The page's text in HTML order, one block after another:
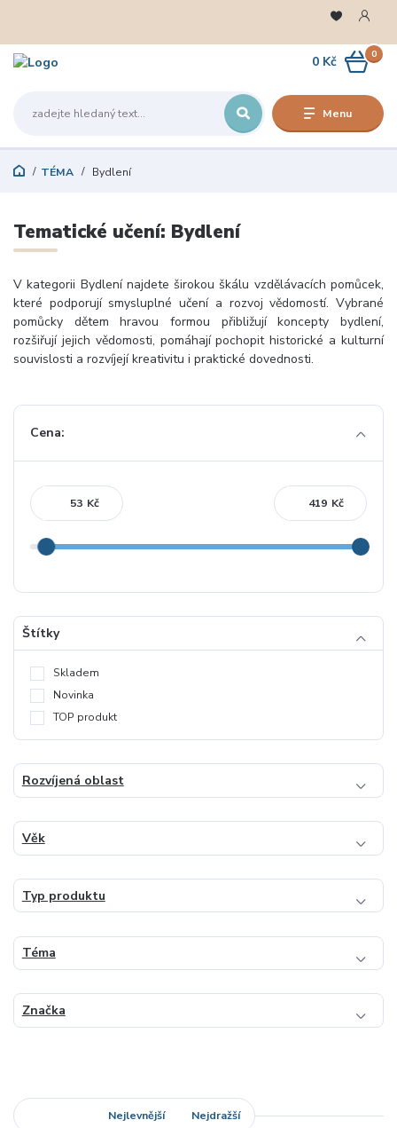
Menu
0
0 Kč
TÉMA Bydlení
Tematické učení: Bydlení
V kategorii Bydlení najdete širokou škálu vzdělávacích pomůcek,
které podporují smysluplné učení a rozvoj vědomostí. Vybrané
pomůcky dětem hravou formou přibližují koncepty bydlení,
rozšiřují jejich vědomosti, pomáhají pochopit historické a kulturní
souvislosti a rozvíjejí kreativitu i praktické dovednosti.
Cena:
Kč Kč
Štítky
Skladem
Novinka
TOP produkt
Rozvíjená oblast
Věk
Typ produktu
Téma
Značka
Nejlevnější Nejdražší